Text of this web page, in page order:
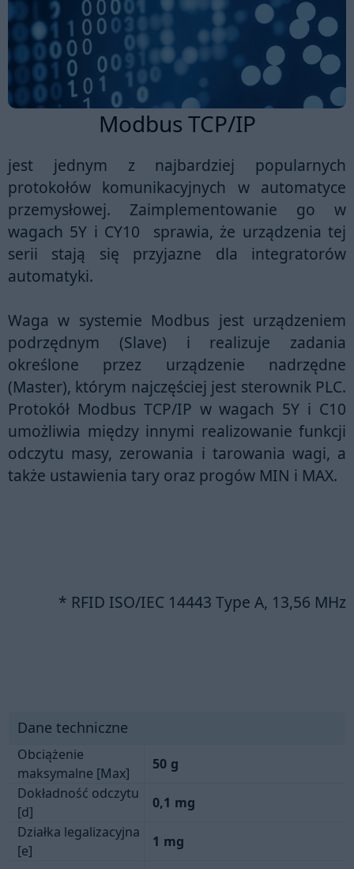
Modbus TCP/IP
jest jednym z najbardziej popularnych
protokołów komunikacyjnych w automatyce
przemysłowej. Zaimplementowanie go w
wagach 5Y i CY10 sprawia, że urządzenia tej
serii stają się przyjazne dla integratorów
automatyki.
Waga w systemie Modbus jest urządzeniem
podrzędnym (Slave) i realizuje zadania
określone przez urządzenie nadrzędne
(Master), którym najczęściej jest sterownik PLC.
Protokół Modbus TCP/IP w wagach 5Y i C10
umożliwia między innymi realizowanie funkcji
odczytu masy, zerowania i tarowania wagi, a
także ustawienia tary oraz progów MIN i MAX.
* RFID ISO/IEC 14443 Type A, 13,56 MHz
Dane techniczne
Obciążenie
maksymalne [Max]
50 g
Dokładność odczytu
[d]
0,1 mg
Działka legalizacyjna
[e]
1 mg